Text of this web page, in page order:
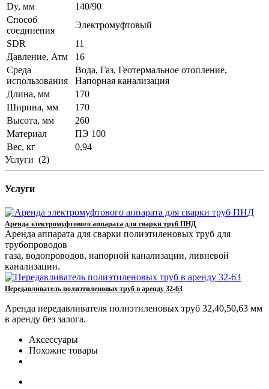
Dy, мм
140/90
Способ
соединения
Электромуфтовый
SDR
11
Давление, Атм
16
Среда
использования
Вода, Газ, Геотермальное отопление,
Напорная канализация
Длина, мм
170
Ширина, мм
170
Высота, мм
260
Материал
ПЭ 100
Вес, кг
0,94
Услуги (2)
Услуги
Аренда электромуфтового аппарата для сварки труб ПНД
Аренда аппарата для сварки полиэтиленовых труб для
трубопроводов
газа, водопроводов, напорной канализации, ливневой
канализации.
Передавливатель полиэтиленовых труб в аренду 32-63
Аренда передавливателя полиэтиленовых труб 32,40,50,63 мм
в аренду без залога.
Аксессуары
Похожие товары